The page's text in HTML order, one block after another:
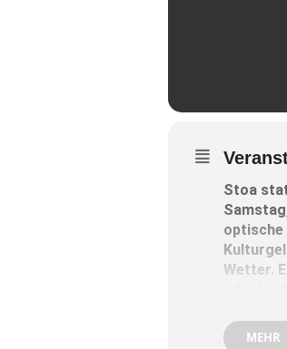
Stoa
optische
Wetter.
in derMEHR